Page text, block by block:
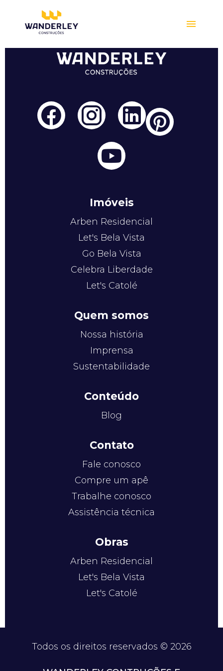
Compre online
Imóveis
Arben Residencial
Let's Bela Vista
Go Bela Vista
Celebra Liberdade
Let's Catolé
Quem somos
Nossa história
Imprensa
Sustentabilidade
Conteúdo
Blog
Contato
Fale conosco
Compre um apê
Trabalhe conosco
Assistência técnica
Obras
Arben Residencial
Let's Bela Vista
Let's Catolé
Todos os direitos reservados © 2026